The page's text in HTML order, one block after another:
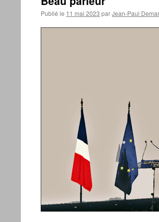
Publié le 11 mai 2023 parJean-Paul